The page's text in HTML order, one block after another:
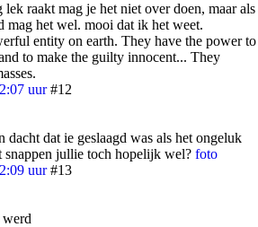
lek raakt mag je het niet over doen, maar als
mag het wel. mooi dat ik het weet.
entity on earth. They have the power to
to make the guilty innocent... They
uur #12
dacht dat ie geslaagd was als het ongeluk
snappen jullie toch hopelijk wel? foto
uur #13